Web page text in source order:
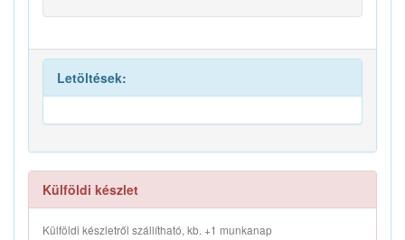
Letöltések:
Külföldi készlet
Külföldi készletről szállítható, kb. +1 munkanap